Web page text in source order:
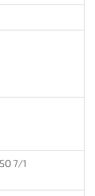
7/1